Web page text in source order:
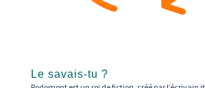
Le savais-tu ?